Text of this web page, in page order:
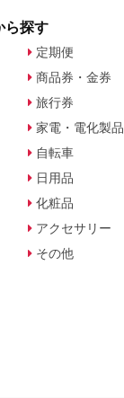
ら探す
定期便
商品券・金券
旅行券
家電・電化製品
自転車
日用品
化粧品
アクセサリー
その他